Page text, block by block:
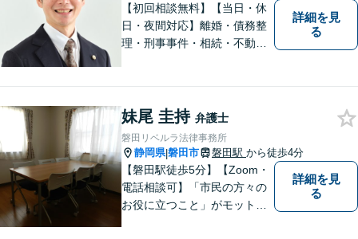
る分野です。
【初回相談無料】【当日・休
日・夜間対応】離婚・債務整
理・刑事事件・相続・不動産
す。法人・個人事業主の事業
再建・債務整理の問題解決に
自信があります。
詳細を見
る
妹尾 圭持 弁護士
磐田リベルラ法律事務所
静岡県|磐田市 磐田駅 から徒歩4分
【磐田駅徒歩5分】【Zoom・
電話相談可】「市民の方々の
お役に立つこと」がモットー
詳細を見
る